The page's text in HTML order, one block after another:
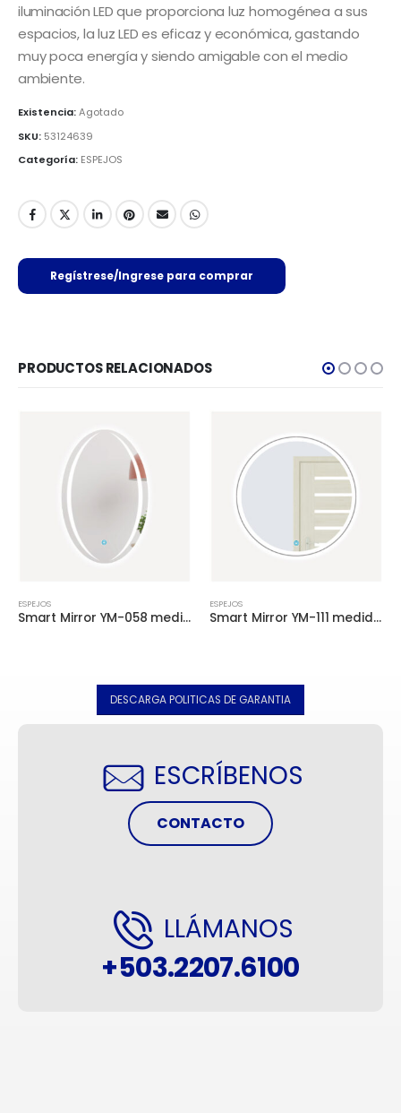
iluminación LED que proporciona luz homogénea a sus
espacios, la luz LED es eficaz y económica, gastando
muy poca energía y siendo amigable con el medio
ambiente.
Existencia:Agotado
SKU: 53124639
Categoría: ESPEJOS
Regístrese/Ingrese para comprar
PRODUCTOS RELACIONADOS
ESPEJOS
Smart Mirror YM-058 medida 0.60X0.80
ESPEJOS
Smart Mirror YM-111 medida 0.60X0.60
DESCARGA POLITICAS DE GARANTIA
ESCRÍBENOS
CONTACTO
LLÁMANOS
+503.2207.6100